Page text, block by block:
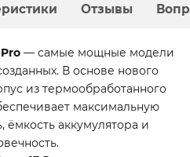
Отзывы
— самые мощные модели
В основе нового
из термообработанного
максимальную
ёмкость аккумулятора и